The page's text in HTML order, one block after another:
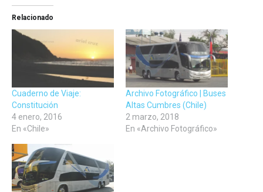
Facebook
abre
en
ventana
nueva)
en
ventana
nueva)
en
ventana
nueva)
Relacionado
Cuaderno de Viaje:
Constitución
4 enero, 2016
En «Chile»
Archivo Fotográfico | Buses
Altas Cumbres (Chile)
2 marzo, 2018
En «Archivo Fotográfico»